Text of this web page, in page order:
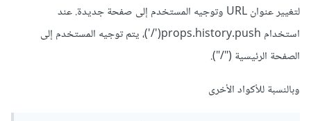
لتغيير عنوان URL وتوجيه المستخدم إلى صفحة جديدة. عند
استخدام props.history.push('/')، يتم توجيه المستخدم إلى
الصفحة الرئيسية ("/").
وبالنسبة للأكواد الأخرى